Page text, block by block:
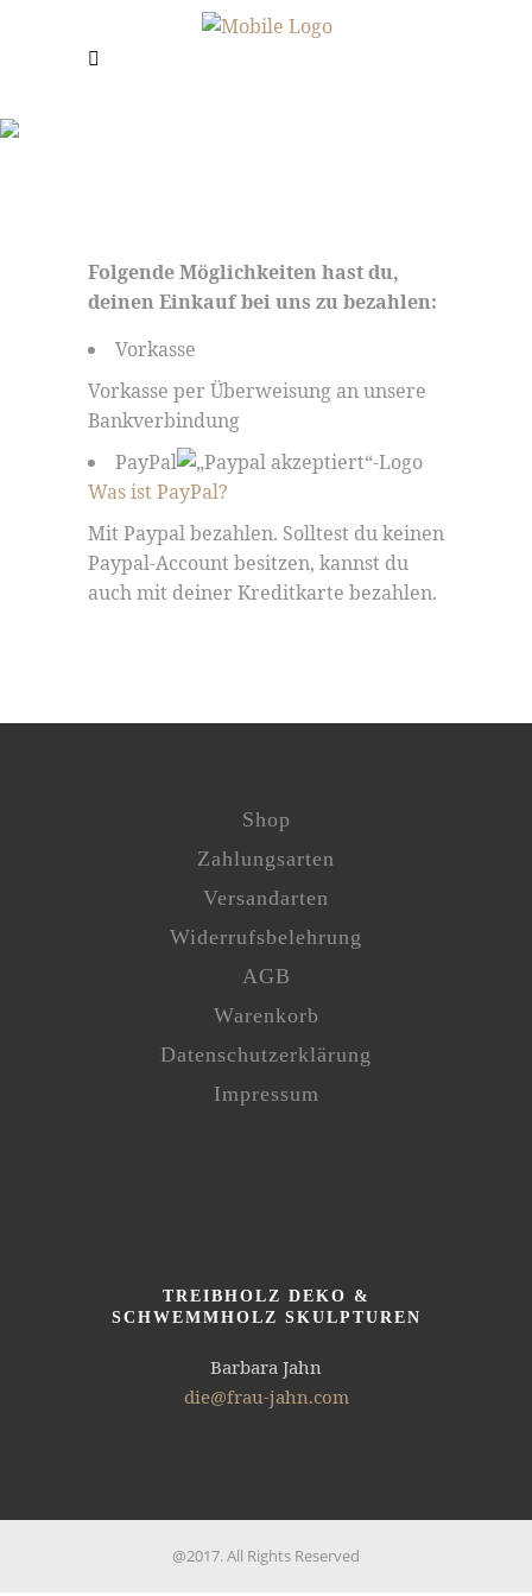
Folgende Möglichkeiten hast du,
deinen Einkauf bei uns zu bezahlen:
Vorkasse
Vorkasse per Überweisung an unsere
Bankverbindung
PayPal
Was ist PayPal?
Mit Paypal bezahlen. Solltest du keinen
Paypal-Account besitzen, kannst du
auch mit deiner Kreditkarte bezahlen.
Shop
Zahlungsarten
Versandarten
Widerrufsbelehrung
AGB
Warenkorb
Datenschutzerklärung
Impressum
TREIBHOLZ DEKO &
SCHWEMMHOLZ SKULPTUREN
Barbara Jahn
die@frau-jahn.com
@2017. All Rights Reserved